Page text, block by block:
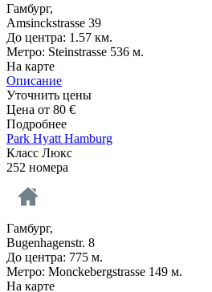
Гамбург,
Amsinckstrasse 39
До центра: 1.57 км.
Метро: Steinstrasse 536 м.
На карте
Описание
Уточнить цены
Цена от 80 €
Подробнее
Park Hyatt Hamburg
Класс Люкс
252 номера
Гамбург,
Bugenhagenstr. 8
До центра: 775 м.
Метро: Monckebergstrasse 149 м.
На карте